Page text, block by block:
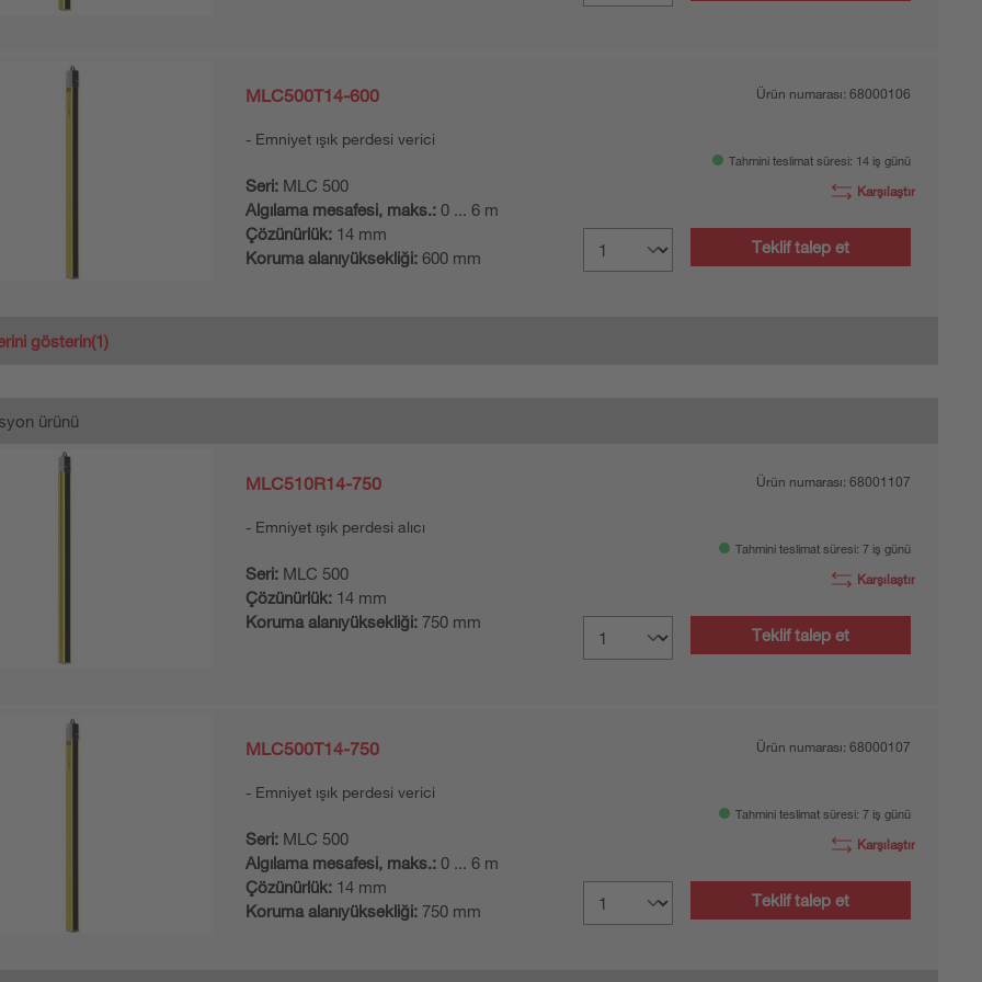
MLC500T14-600
Emniyet ışık perdesi verici
Seri: MLC 500
Algılama mesafesi, maks.: 0 ... 6 m
Çözünürlük: 14 mm
Koruma alanıyüksekliği: 600 mm
Ürün numarası: 68000106
Tahmini teslimat süresi: 14 iş günü
Karşılaştır
Teklif talep et
gösterin(1)
ürünü
MLC510R14-750
Emniyet ışık perdesi alıcı
Seri: MLC 500
Çözünürlük: 14 mm
Koruma alanıyüksekliği: 750 mm
Ürün numarası: 68001107
Tahmini teslimat süresi: 7 iş günü
Karşılaştır
Teklif talep et
MLC500T14-750
Emniyet ışık perdesi verici
Seri: MLC 500
Algılama mesafesi, maks.: 0 ... 6 m
Çözünürlük: 14 mm
Koruma alanıyüksekliği: 750 mm
Ürün numarası: 68000107
Tahmini teslimat süresi: 7 iş günü
Karşılaştır
Teklif talep et